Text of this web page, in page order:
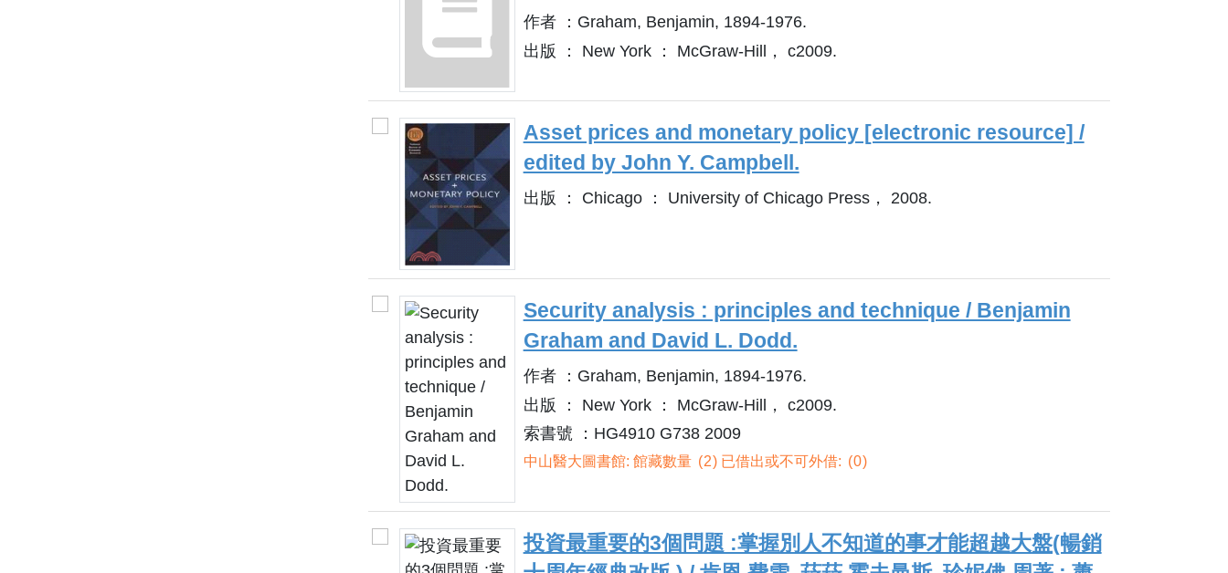
作者 ：Graham, Benjamin, 1894-1976.
出版 ： New York ： McGraw-Hill， c2009.
Asset prices and monetary policy [electronic resource] /
edited by John Y. Campbell.
出版 ： Chicago ： University of Chicago Press， 2008.
Security analysis : principles and technique / Benjamin
Graham and David L. Dodd.
作者 ：Graham, Benjamin, 1894-1976.
出版 ： New York ： McGraw-Hill， c2009.
索書號 ：HG4910 G738 2009
中山醫大圖書館: 館藏數量 2 已借出或不可外借: 0
投資最重要的3個問題 :掌握別人不知道的事才能超越大盤(暢銷